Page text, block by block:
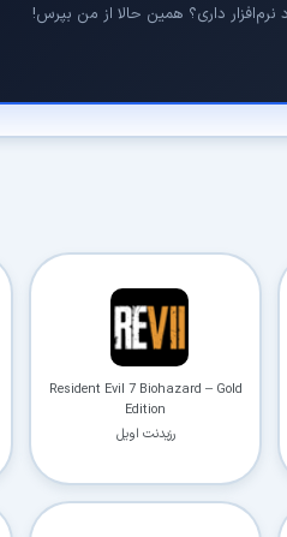
داری؟ همین حالا از من بپرس!
Resident Evil 7 Biohazard – Gold
Edition
رزیدنت اویل